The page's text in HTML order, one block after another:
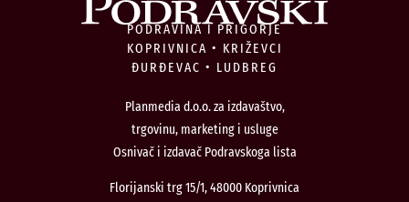
PODRAVINA I PRIGORJE
KOPRIVNICA • KRIŽEVCI
ĐURĐEVAC • LUDBREG
Planmedia d.o.o. za izdavaštvo,
trgovinu, marketing i usluge
Osnivač i izdavač Podravskoga lista
Florijanski trg 15/1, 48000 Koprivnica